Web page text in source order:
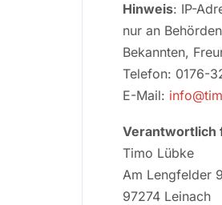
Hinweis: IP-
nur an
Bekannten,
Telefon: 0176-
E-Mail:
Verantwortlich
Timo Lübke
Am Lengfelder 9
97274 Leinach